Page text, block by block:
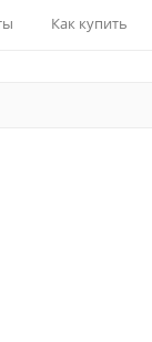
Как купить